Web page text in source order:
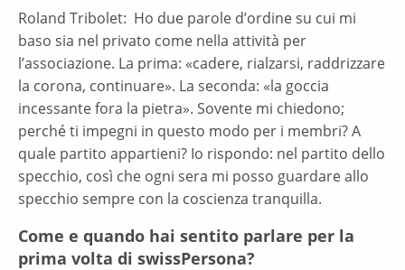
Roland Tribolet: Ho due parole d’ordine su cui mi
baso sia nel privato come nella attività per
l’associazione. La prima: «cadere, rialzarsi, raddrizzare
la corona, continuare». La seconda: «la goccia
incessante fora la pietra». Sovente mi chiedono;
perché ti impegni in questo modo per i membri? A
quale partito appartieni? Io rispondo: nel partito dello
specchio, così che ogni sera mi posso guardare allo
specchio sempre con la coscienza tranquilla.
Come e quando hai sentito parlare per la
prima volta di swissPersona?